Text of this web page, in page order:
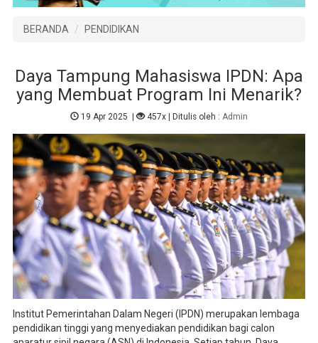
BERANDA PENDIDIKAN
Daya Tampung Mahasiswa IPDN: Apa
yang Membuat Program Ini Menarik?
19 Apr 2025 | 457x| Ditulis oleh : Admin
Institut Pemerintahan Dalam Negeri (IPDN) merupakan lembaga
pendidikan tinggi yang menyediakan pendidikan bagi calon